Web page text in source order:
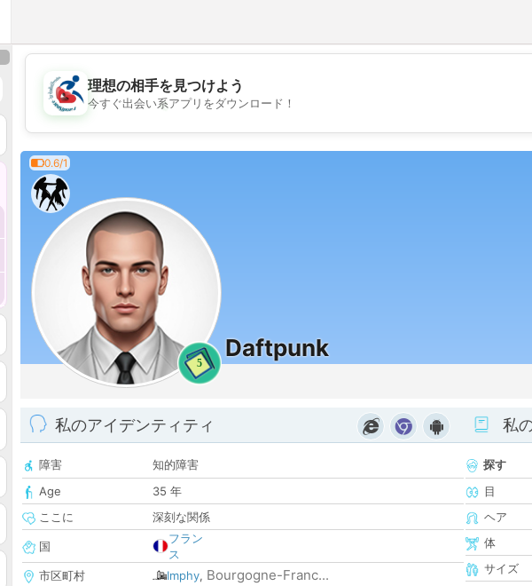
💖
理想の相手を見つけよう
今すぐ出会い系アプリをダウンロード！
0.6/1
5
Daftpunk
私のアイデンティティ
障害
知的障害
Age
35 年
ここに
深刻な関係
国
フラン
ス
市区町村
Imphy, Bourgogne-Franc...
私
探す
目
ヘア
体
サイズ